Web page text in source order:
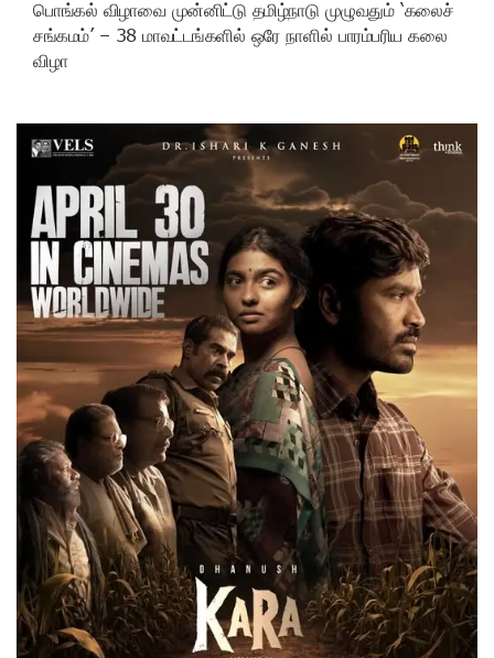
பொங்கல் விழாவை முன்னிட்டு தமிழ்நாடு முழுவதும் ‘கலைச்
சங்கமம்’ – 38 மாவட்டங்களில் ஒரே நாளில் பாரம்பரிய கலை
விழா